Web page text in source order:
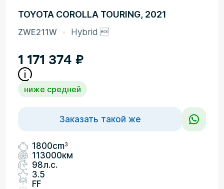
TOYOTA COROLLA TOURING, 2021
ZWE211W Hybrid 
1 171 374 ₽
ниже средней
Заказать такой же
1800cm3
113000км
98л.с.
3.5
FF